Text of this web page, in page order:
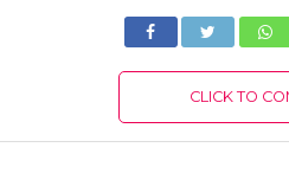
CLICK TO